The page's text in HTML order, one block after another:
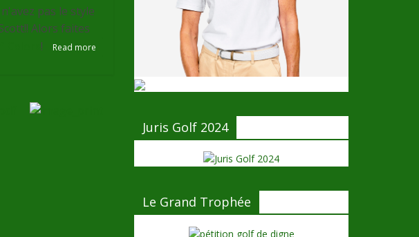
pas le style
Alors faites
! Read more
Juris Golf 2024
Le Grand Trophée